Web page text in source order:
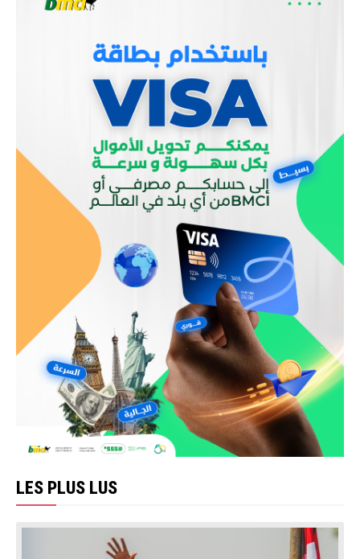
LES PLUS LUS